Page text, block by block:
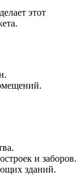
этот
и заборов.
зданий.